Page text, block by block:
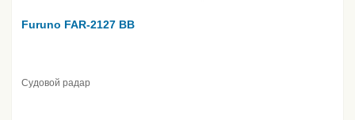
Furuno FAR-2127 BB
Судовой радар